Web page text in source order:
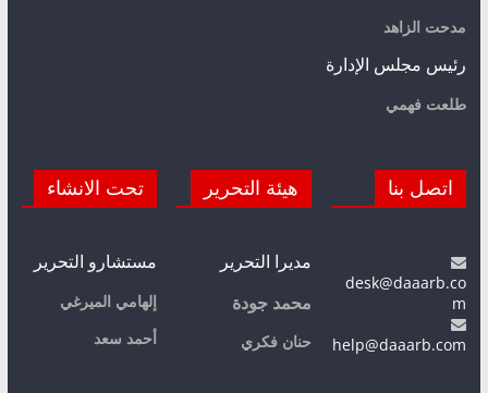
مدحت الزاهد
رئيس مجلس الإدارة
طلعت فهمي
اتصل بنا
desk@daaarb.co
m
help@daaarb.com
هيئة التحرير
مديرا التحرير
محمد جودة
حنان فكري
تحت الانشاء
مستشارو التحرير
إلهامي الميرغي
أحمد سعد